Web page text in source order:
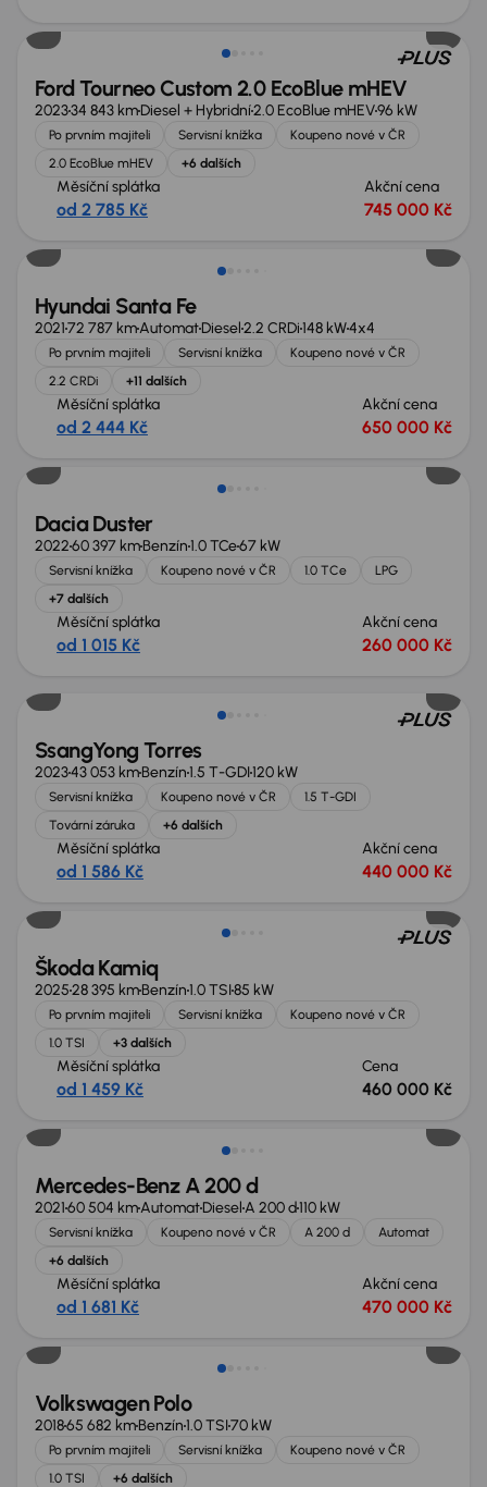
Ford Tourneo Custom 2.0 EcoBlue mHEV
202334 843 kmDiesel + Hybridní2.0 EcoBlue mHEV96 kW
Po prvním majiteli Servisní knížka
Koupeno nové v ČR
2.0 EcoBlue mHEV
+6 dalších
Měsíční splátka
od 2 785 Kč
Akční cena
745 000 Kč
Možnost odpočtu DPH
Hyundai Santa Fe
202172 787 kmAutomatDiesel2.2 CRDi148 kW4x4
Po prvním majiteli Servisní knížka
Koupeno nové v ČR
2.2 CRDi
+11 dalších
Měsíční splátka
od 2 444 Kč
Akční cena
650 000 Kč
Dacia Duster
202260 397 kmBenzín1.0 TCe67 kW
Servisní knížka Koupeno nové v ČR 1.0 TCe
LPG
+7 dalších
Měsíční splátka
od 1 015 Kč
Akční cena
260 000 Kč
SsangYong Torres
202343 053 kmBenzín1.5 T-GDI120 kW
Servisní knížka Koupeno nové v ČR
1.5 T-GDI
Tovární záruka
+6 dalších
Měsíční splátka
od 1 586 Kč
Akční cena
440 000 Kč
Zlevněno o 40 000 Kč
Škoda Kamiq
202528 395 kmBenzín1.0 TSI85 kW
Po prvním majiteli Servisní knížka
Koupeno nové v ČR
1.0 TSI
+3 dalších
Měsíční splátka
od 1 459 Kč
Cena
460 000 Kč
Zlevněno o 70 000 Kč
Mercedes-Benz A 200 d
202160 504 kmAutomatDieselA 200 d110 kW
Servisní knížka Koupeno nové v ČR A 200 d
Automat
+6 dalších
Měsíční splátka
od 1 681 Kč
Akční cena
470 000 Kč
Volkswagen Polo
201865 682 kmBenzín1.0 TSI70 kW
Po prvním majiteli Servisní knížka
Koupeno nové v ČR
1.0 TSI
+6 dalších